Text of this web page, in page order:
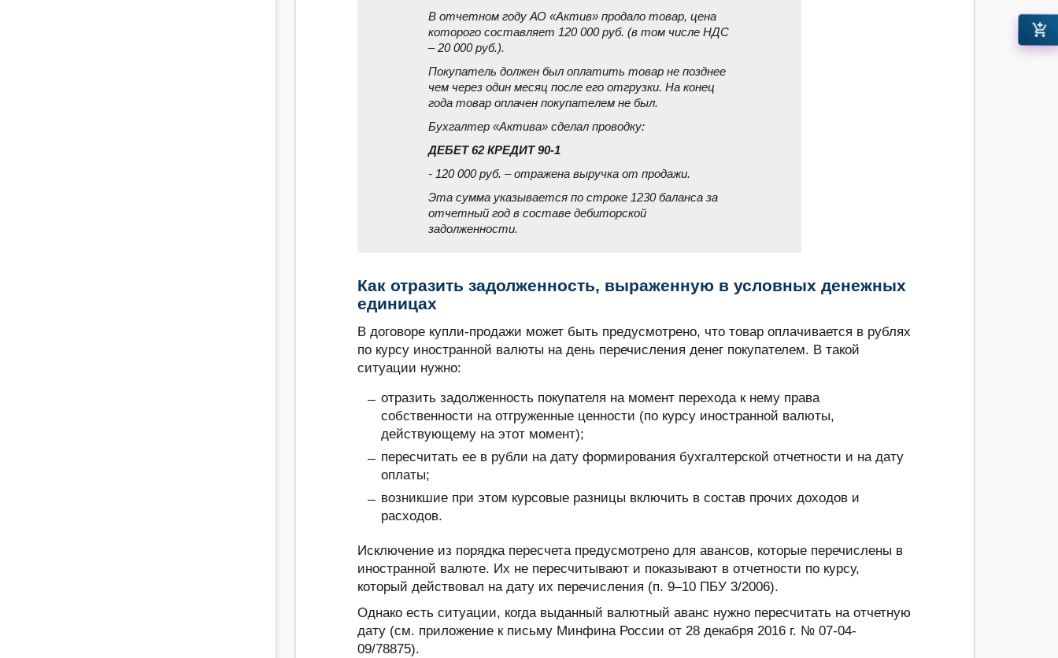
В отчетном году АО «Актив» продало товар, цена
которого составляет 120 000 руб. (в том числе НДС
– 20 000 руб.).
Покупатель должен был оплатить товар не позднее
чем через один месяц после его отгрузки. На конец
года товар оплачен покупателем не был.
Бухгалтер «Актива» сделал проводку:
ДЕБЕТ 62 КРЕДИТ 90-1
- 120 000 руб. – отражена выручка от продажи.
Эта сумма указывается по строке 1230 баланса за
отчетный год в составе дебиторской
задолженности.
Как отразить задолженность, выраженную в условных денежных
единицах
В договоре купли-продажи может быть предусмотрено, что товар оплачивается в рублях
по курсу иностранной валюты на день перечисления денег покупателем. В такой
ситуации нужно:
отразить задолженность покупателя на момент перехода к нему права
собственности на отгруженные ценности (по курсу иностранной валюты,
действующему на этот момент);
пересчитать ее в рубли на дату формирования бухгалтерской отчетности и на дату
оплаты;
возникшие при этом курсовые разницы включить в состав прочих доходов и
расходов.
Исключение из порядка пересчета предусмотрено для авансов, которые перечислены в
иностранной валюте. Их не пересчитывают и показывают в отчетности по курсу,
который действовал на дату их перечисления (п. 9–10 ПБУ 3/2006).
Однако есть ситуации, когда выданный валютный аванс нужно пересчитать на отчетную
дату (см. приложение к письму Минфина России от 28 декабря 2016 г. № 07-04-
09/78875).
add_shopping_cart